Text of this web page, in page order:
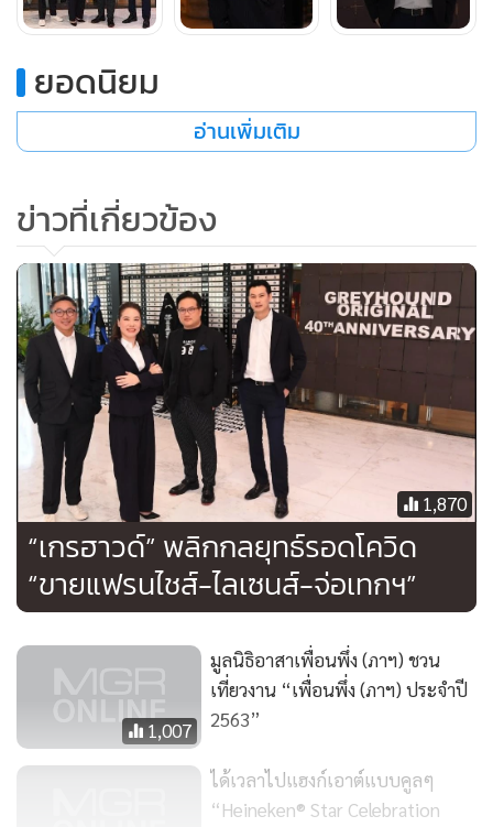
นอกจากนี้ ยังเปิดตัวกลุ่มผลิตภัณฑ์ใหม่ในชื่อออริจินัล เกรฮาวด์
(Original Greyhound) เสื้อผ้าสไตล์สตรีทที่อิงกับวัฒนธรรม
ดนตรีในรูปแบบที่เข้าถึงง่าย เหมาะกับคนรุ่นใหม่ จะเห็นว่าโลโก้
ของออริจินัล เกรฮาวด์ มีที่มาจากเกรฮาวด์ที่กลับหัวกับคำว่าออริ
จินัล เพื่อแสดงให้เห็นว่านี่คืออีกมุมหรืออีกด้านของแบรนด์ เป็น
ความขบถอย่างมีศิลปะ
ยอดนิยม
อ่านเพิ่มเติม
ข่าวที่เกี่ยวข้อง
1,870
“เกรฮาวด์” พลิกกลยุทธ์รอดโควิด
“ขายแฟรนไชส์-ไลเซนส์-จ่อเทกฯ”
1,007
มูลนิธิอาสาเพื่อนพึ่ง (ภาฯ) ชวน
เที่ยวงาน “เพื่อนพึ่ง (ภาฯ) ประจำปี
2563”
ได้เวลาไปแฮงก์เอาต์แบบคูลๆ
“Heineken® Star Celebration